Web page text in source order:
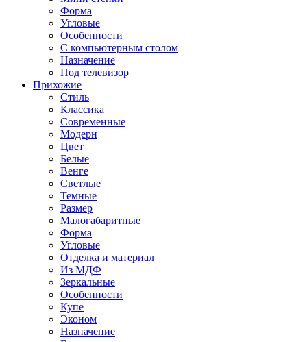
Форма
Угловые
Особенности
С компьютерным столом
Назначение
Под телевизор
Прихожие
Стиль
Классика
Современные
Модерн
Цвет
Белые
Венге
Светлые
Темные
Размер
Малогабаритные
Форма
Угловые
Отделка и материал
Из МДФ
Зеркальные
Особенности
Купе
Эконом
Назначение